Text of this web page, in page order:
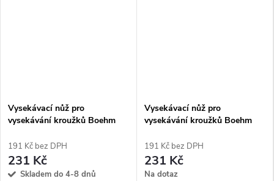
Vysekávací nůž pro
vysekávání kroužků Boehm
191 Kč bez DPH
231 Kč
Skladem do 4-8 dnů
Vysekávací nůž pro
vysekávání kroužků Boehm
191 Kč bez DPH
231 Kč
Na dotaz